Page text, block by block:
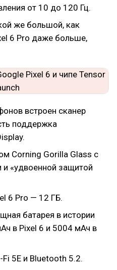
от 10 до 120 Гц.
же большой, как
6 Pro даже больше,
встроен сканер
поддержка
Corning Gorilla Glass с
«удвоенной защитой
6 Pro — 12 ГБ.
батарея в истории
в Pixel 6 и 5004 мАч в
5E и Bluetooth 5.2.